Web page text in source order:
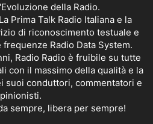
della Radio.
Prima Talk Radio Italiana e la
di riconoscimento testuale e
Radio Data System.
Radio Radio è fruibile su tutte
con il massimo della qualità e la
suoi conduttori, commentatori e
sempre, libera per sempre!